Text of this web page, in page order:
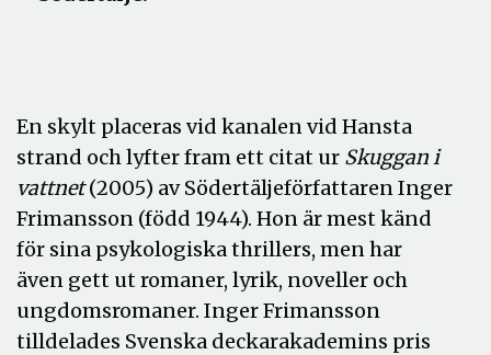
En skylt placeras vid kanalen vid Hansta
strand och lyfter fram ett citat ur Skuggan i
vattnet(2005) av Södertäljeförfattaren Inger
Frimansson (född 1944). Hon är mest känd
för sina psykologiska thrillers, men har
även gett ut romaner, lyrik, noveller och
ungdomsromaner. Inger Frimansson
tilldelades Svenska deckarakademins pris